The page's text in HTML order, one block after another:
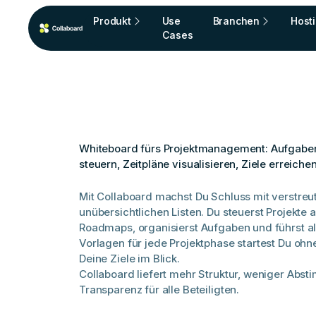
Produkt
Use
Cases
Branchen
Whiteboard fürs Projektmanagement:
steuern, Zeitpläne visualisieren, Ziele erreichen
Mit Collaboard machst Du Schluss mit
unübersichtlichen Listen. Du steuerst Projekte
Roadmaps, organisierst Aufgaben und führst
Vorlagen für jede Projektphase startest Du
Deine Ziele im Blick.
Collaboard liefert mehr Struktur, weniger
Transparenz für alle Beteiligten.